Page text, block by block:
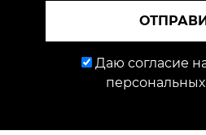
Даю согласие